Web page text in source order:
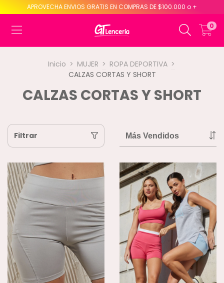
APROVECHA ENVIOS GRATIS EN COMPRAS DE $100.000 o +
0
Inicio > MUJER > ROPA DEPORTIVA >
CALZAS CORTAS Y SHORT
CALZAS CORTAS Y SHORT
Filtrar